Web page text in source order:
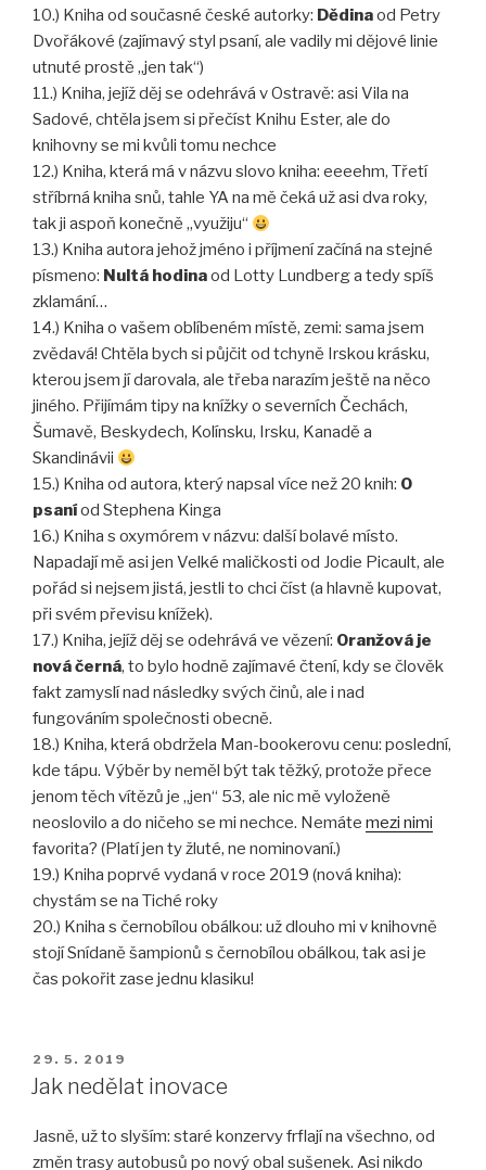
10.) Kniha od současné české autorky: Dědinaod Petry
Dvořákové (zajímavý styl psaní, ale vadily mi dějové linie
utnuté prostě „jen tak“)
11.) Kniha, jejíž děj se odehrává v Ostravě: asi Vila na
Sadové, chtěla jsem si přečíst Knihu Ester, ale do
knihovny se mi kvůli tomu nechce
12.) Kniha, která má v názvu slovo kniha: eeeehm, Třetí
stříbrná kniha snů, tahle YA na mě čeká už asi dva roky,
tak ji aspoň konečně „využiju“
13.) Kniha autora jehož jméno i příjmení začíná na stejné
písmeno: Nultá hodinaod Lotty Lundberg a tedy spíš
zklamání…
14.) Kniha o vašem oblíbeném místě, zemi: sama jsem
zvědavá! Chtěla bych si půjčit od tchyně Irskou krásku,
kterou jsem jí darovala, ale třeba narazím ještě na něco
jiného. Přijímám tipy na knížky o severních Čechách,
Šumavě, Beskydech, Kolínsku, Irsku, Kanadě a
Skandinávii
15.) Kniha od autora, který napsal více než 20 knih: O
psaníod Stephena Kinga
16.) Kniha s oxymórem v názvu: další bolavé místo.
Napadají mě asi jen Velké maličkosti od Jodie Picault, ale
pořád si nejsem jistá, jestli to chci číst (a hlavně kupovat,
při svém převisu knížek).
17.) Kniha, jejíž děj se odehrává ve vězení: Oranžová je
nová černá, to bylo hodně zajímavé čtení, kdy se člověk
fakt zamyslí nad následky svých činů, ale i nad
fungováním společnosti obecně.
18.) Kniha, která obdržela Man-bookerovu cenu: poslední,
kde tápu. Výběr by neměl být tak těžký, protože přece
jenom těch vítězů je „jen“ 53, ale nic mě vyloženě
neoslovilo a do ničeho se mi nechce. Nemáte mezi nimi
favorita? (Platí jen ty žluté, ne nominovaní.)
19.) Kniha poprvé vydaná v roce 2019 (nová kniha):
chystám se na Tiché roky
20.) Kniha s černobílou obálkou: už dlouho mi v knihovně
stojí Snídaně šampionů s černobílou obálkou, tak asi je
čas pokořit zase jednu klasiku!
PUBLIKOVÁNO
29. 5. 2019
Jak nedělat inovace
Jasně, už to slyším: staré konzervy frflají na všechno, od
změn trasy autobusů po nový obal sušenek. Asi nikdo